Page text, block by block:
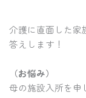
介護に直面した家
答えします！
（お悩み）
母の施設入所を申